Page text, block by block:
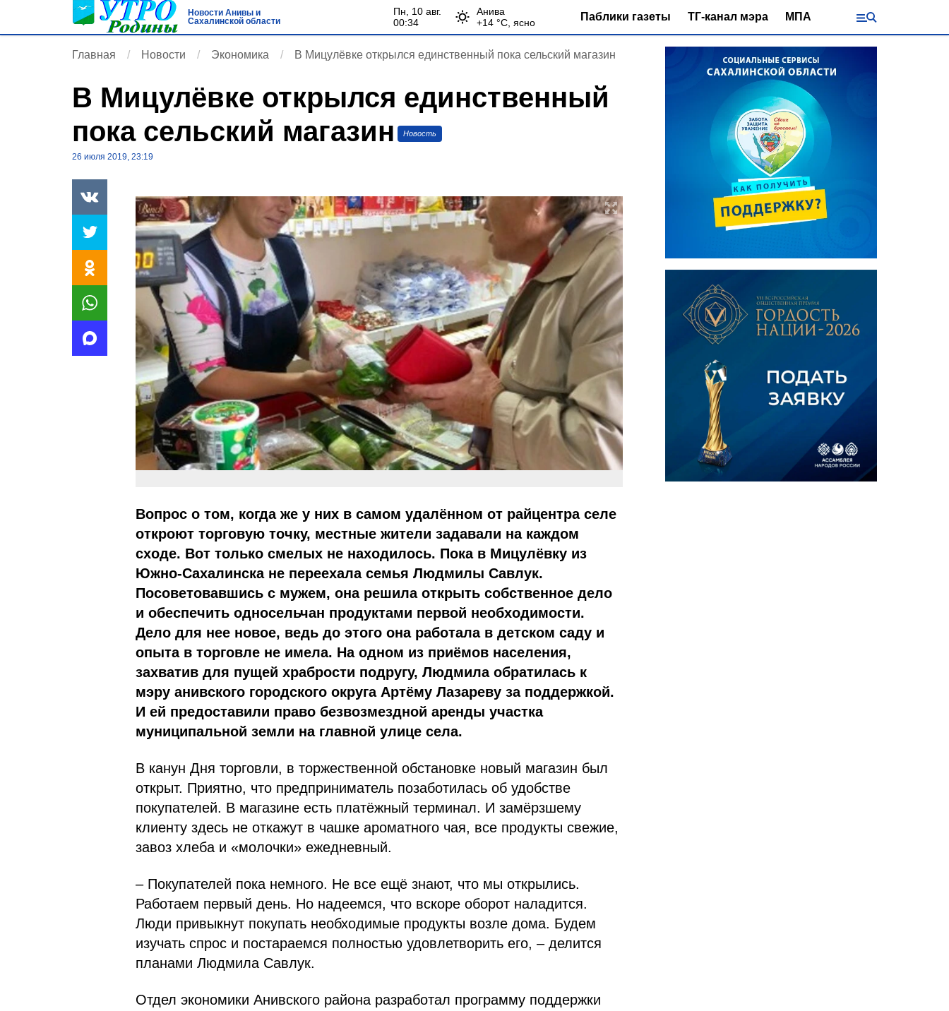
Новости Анивы и
Сахалинской области
пн, 10 авг.
00:34
Анива
+14 °С, ясно Паблики газеты ТГ-канал мэра МПА
Главная Новости Экономика В Мицулёвке открылся единственный пока сельский магазин
В Мицулёвке открылся единственный
пока сельский магазин
Новость
26 июля 2019, 23:19
Вопрос о том, когда же у них в самом удалённом от райцентра селе
откроют торговую точку, местные жители задавали на каждом
сходе. Вот только смелых не находилось. Пока в Мицулёвку из
Южно-Сахалинска не переехала семья Людмилы Савлук.
Посоветовавшись с мужем, она решила открыть собственное дело
и обеспечить односельчан продуктами первой необходимости.
Дело для нее новое, ведь до этого она работала в детском саду и
опыта в торговле не имела. На одном из приёмов населения,
захватив для пущей храбрости подругу, Людмила обратилась к
мэру анивского городского округа Артёму Лазареву за поддержкой.
И ей предоставили право безвозмездной аренды участка
муниципальной земли на главной улице села.
В канун Дня торговли, в торжественной обстановке новый магазин был
открыт. Приятно, что предприниматель позаботилась об удобстве
покупателей. В магазине есть платёжный терминал. И замёрзшему
клиенту здесь не откажут в чашке ароматного чая, все продукты свежие,
завоз хлеба и «молочки» ежедневный.
– Покупателей пока немного. Не все ещё знают, что мы открылись.
Работаем первый день. Но надеемся, что вскоре оборот наладится.
Люди привыкнут покупать необходимые продукты возле дома. Будем
изучать спрос и постараемся полностью удовлетворить его, – делится
планами Людмила Савлук.
Отдел экономики Анивского района разработал программу поддержки